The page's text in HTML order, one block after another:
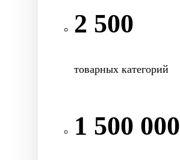
2 500
товарных категорий
1 500 000